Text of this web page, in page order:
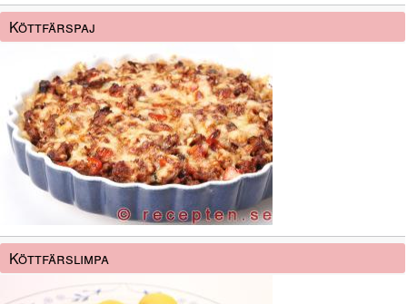
Köttfärspaj
Köttfärslimpa